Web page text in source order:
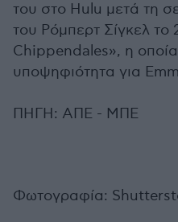
του στο Hulu μετά τη
του Ρόμπερτ Σίγκελ
Chippendales», η οποία
υποψηφιότητα για
ΠΗΓΗ: ΑΠΕ - ΜΠΕ
Φωτογραφία: